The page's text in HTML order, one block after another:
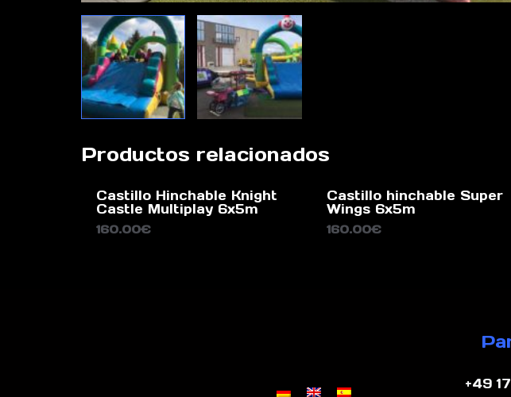
Productos relacionados
Castillo Hinchable Knight
Castle Multiplay 6x5m
160.00€
Castillo hinchable Super
Wings 6x5m
160.00€
+49